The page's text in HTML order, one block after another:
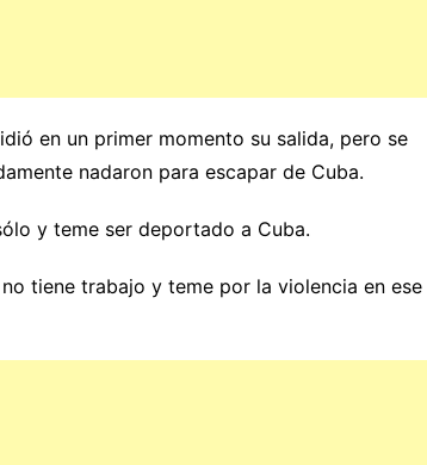
en un primer momento su salida, pero se
nadaron para escapar de Cuba.
y teme ser deportado a Cuba.
tiene trabajo y teme por la violencia en ese